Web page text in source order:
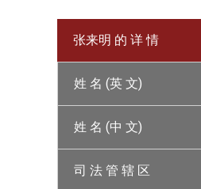
张来明 的 详 情
姓 名 (英 文)
姓 名 (中 文)
司 法 管 辖 区